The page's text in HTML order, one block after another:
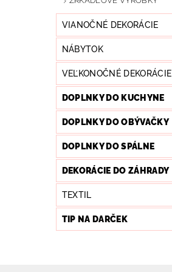
VIANOČNÉ DEKORÁCIE
NÁBYTOK
VEĽKONOČNÉ DEKORÁCIE
DOPLNKY DO KUCHYNE
DOPLNKY DO OBÝVAČKY
DOPLNKY DO SPÁLNE
DEKORÁCIE DO ZÁHRADY
TEXTIL
TIP NA DARČEK